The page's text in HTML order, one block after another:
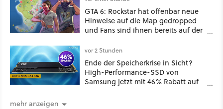
[Best of GameStar]
GTA 6: Rockstar hat offenbar neue
Hinweise auf die Map gedropped
und Fans sind ihnen bereits auf der
vor 2 Stunden
Ende der Speicherkrise in Sicht?
High-Performance-SSD von
Samsung jetzt mit 46% Rabatt auf
mehr anzeigen